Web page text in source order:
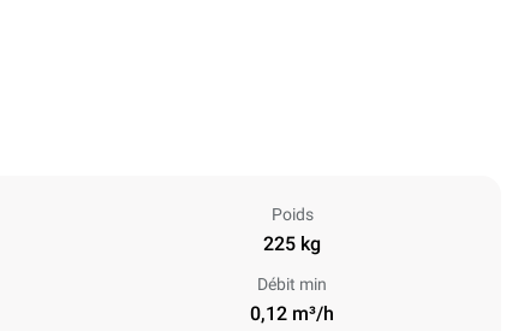
Poids
225 kg
Débit min
0,12 m³/h